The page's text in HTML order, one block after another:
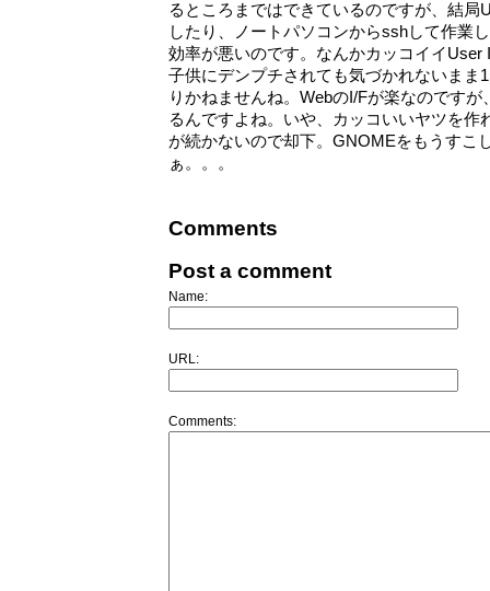
るところまではできているのですが、結局
したり、ノートパソコンからsshして作業
効率が悪いのです。なんかカッコイイUser
子供にデンプチされても気づかれないまま
りかねませんね。WebのI/Fが楽なのです
るんですよね。いや、カッコいいヤツを作
が続かないので却下。GNOMEをもうすこ
ぁ。。。
Comments
Post a comment
Name:
URL:
Comments: